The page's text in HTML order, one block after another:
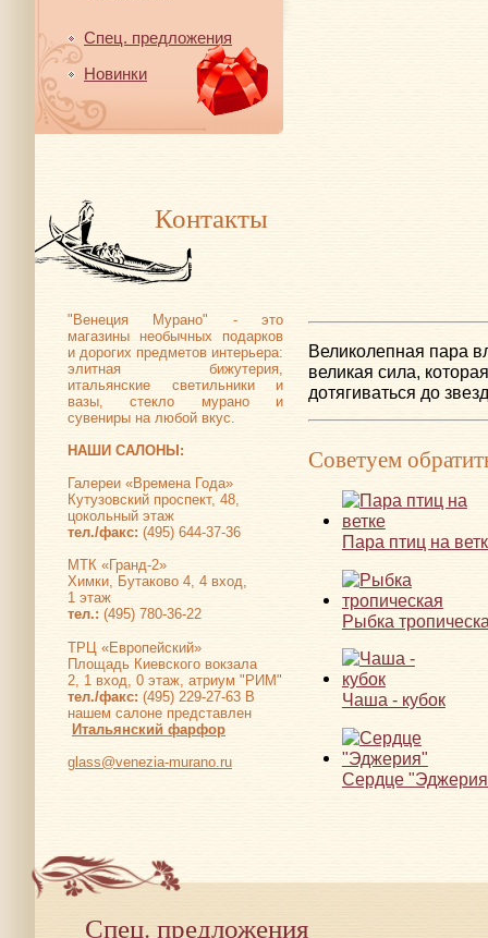
Спец. предложения
Новинки
Контакты
"Венеция Мурано" - это
магазины необычных подарков
и дорогих предметов интерьера:
элитная бижутерия,
итальянские светильники и
вазы, стекло мурано и
сувениры на любой вкус.
НАШИ САЛОНЫ:
Галереи «Времена Года»
Кутузовский проспект, 48,
цокольный этаж
тел./факс: (495) 644-37-36
МТК «Гранд-2»
Химки, Бутаково 4, 4 вход,
1 этаж
тел.: (495) 780-36-22
ТРЦ «Европейский»
Площадь Киевского вокзала
2, 1 вход, 0 этаж, атриум "РИМ"
тел./факс: (495) 229-27-63 В
нашем салоне представлен
Итальянский фарфор
glass@venezia-murano.ru
Великолепная пара
великая сила,
дотягиваться до
Советуем
Пара птиц на
Рыбка
Чаша - кубок
Сердце
Спец. предложения